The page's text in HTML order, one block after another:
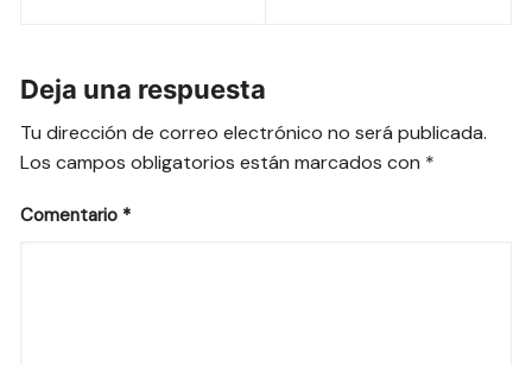
Deja una respuesta
Tu dirección de correo electrónico no será publicada.
Los campos obligatorios están marcados con *
Comentario *